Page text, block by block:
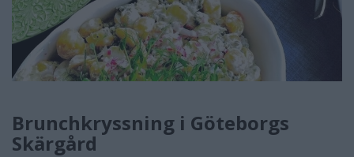
Brunchkryssning i Göteborgs
Skärgård